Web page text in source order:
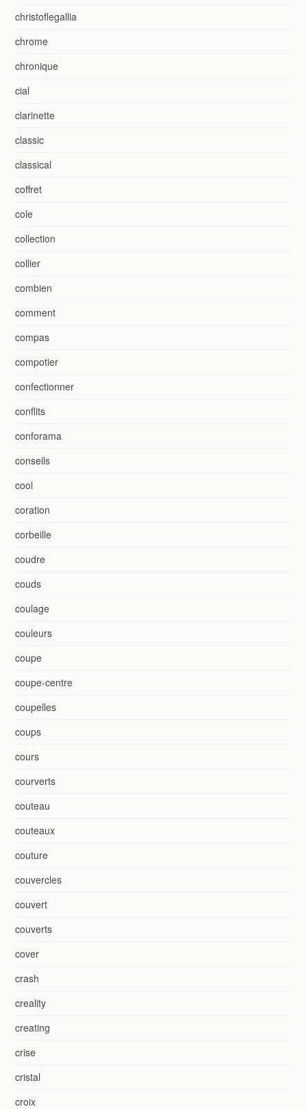
christoflegallia
chrome
chronique
cial
clarinette
classic
classical
coffret
cole
collection
collier
combien
comment
compas
compotier
confectionner
conflits
conforama
conseils
cool
coration
corbeille
coudre
couds
coulage
couleurs
coupe
coupe-centre
coupelles
coups
cours
courverts
couteau
couteaux
couture
couvercles
couvert
couverts
cover
crash
creality
creating
crise
cristal
croix